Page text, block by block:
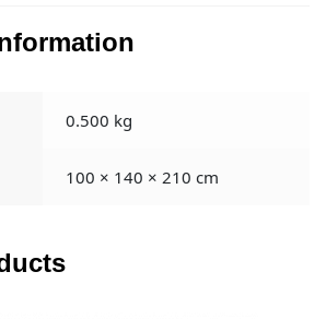
0.500 kg
100 × 140 × 210 cm